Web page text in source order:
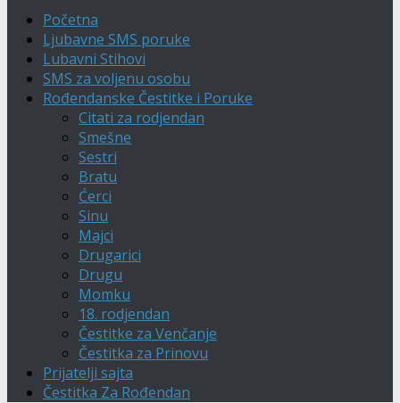
Početna
Ljubavne SMS poruke
Lubavni Stihovi
SMS za voljenu osobu
Rođendanske Čestitke i Poruke
Citati za rodjendan
Smešne
Sestri
Bratu
Ćerci
Sinu
Majci
Drugarici
Drugu
Momku
18. rodjendan
Čestitke za Venčanje
Čestitka za Prinovu
Prijatelji sajta
Čestitka Za Rođendan